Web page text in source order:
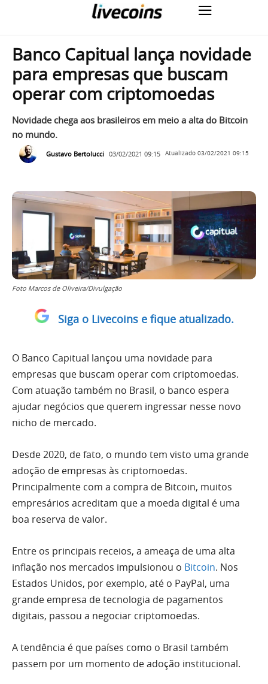
Banco Capitual lança novidade
para empresas que buscam
operar com criptomoedas
Novidade chega aos brasileiros em meio a alta do Bitcoin
no mundo.
Gustavo Bertolucci 03/02/2021 09:15 Atualizado 03/02/2021 09:15
Foto Marcos de Oliveira/Divulgação
Siga o Livecoins e fique atualizado.
O Banco Capitual lançou uma novidade para
empresas que buscam operar com criptomoedas.
Com atuação também no Brasil, o banco espera
ajudar negócios que querem ingressar nesse novo
nicho de mercado.
Desde 2020, de fato, o mundo tem visto uma grande
adoção de empresas às criptomoedas.
Principalmente com a compra de Bitcoin, muitos
empresários acreditam que a moeda digital é uma
boa reserva de valor.
Entre os principais receios, a ameaça de uma alta
inflação nos mercados impulsionou o Bitcoin. Nos
Estados Unidos, por exemplo, até o PayPal, uma
grande empresa de tecnologia de pagamentos
digitais, passou a negociar criptomoedas.
A tendência é que países como o Brasil também
passem por um momento de adoção institucional.